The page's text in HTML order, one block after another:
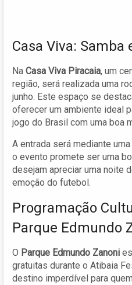
Casa Viva: Samba
Na Casa Viva Piracaia, um
região, será realizada uma
junho. Este espaço se
oferecer um ambiente ideal
jogo do Brasil com uma boa
A entrada será mediante
o evento promete ser uma
desejam apreciar uma noite
emoção do futebol.
Programação
Parque Edmundo
O Parque Edmundo Zanoni
gratuitas durante o Atibaia
destino imperdível para